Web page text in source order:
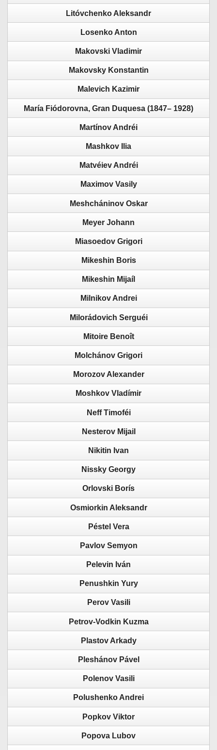
Litóvchenko Aleksandr
Losenko Anton
Makovski Vladimir
Makovsky Konstantin
Malevich Kazimir
María Fiódorovna, Gran Duquesa (1847– 1928)
Martínov Andréi
Mashkov Ilia
Matvéiev Andréi
Maximov Vasily
Meshcháninov Oskar
Meyer Johann
Miasoedov Grigori
Mikeshin Boris
Mikeshin Mijaíl
Milnikov Andrei
Milorádovich Serguéi
Mitoire Benoît
Molchánov Grigori
Morozov Alexander
Moshkov Vladímir
Neff Timoféi
Nesterov Mijail
Nikitin Ivan
Nissky Georgy
Orlovski Borís
Osmiorkin Aleksandr
Péstel Vera
Pavlov Semyon
Pelevin Iván
Penushkin Yury
Perov Vasili
Petrov-Vodkin Kuzma
Plastov Arkady
Pleshánov Pável
Polenov Vasili
Polushenko Andrei
Popkov Viktor
Popova Lubov